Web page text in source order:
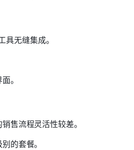
具无缝集成。
。
售流程灵活性较差。
的套餐。